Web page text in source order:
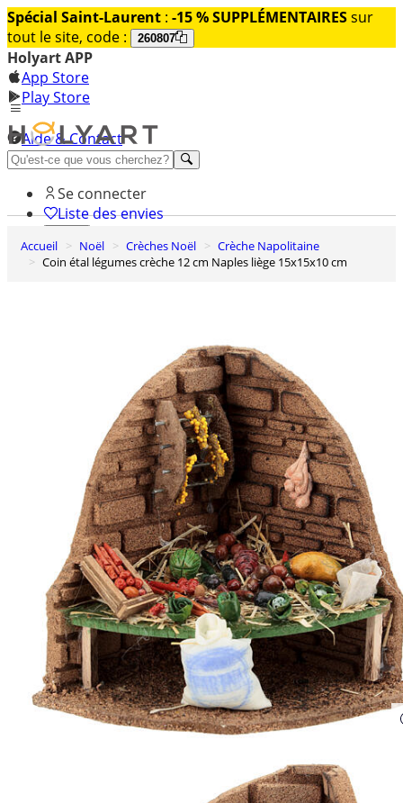
Spécial Saint-Laurent : -15 % SUPPLÉMENTAIRESsur
tout le site, code :
260807
Holyart APP
App Store
Play Store
Aide & Contact
Découvrez Premium
Se connecter
Liste des envies
0
Panier
Accueil Noël Crèches Noël
Crèche Napolitaine
Coin étal légumes crèche 12 cm Naples liège 15x15x10 cm